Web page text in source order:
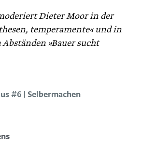
Dieter Moor in der
temperamente« und in
»Bauer sucht
#6 | Selbermachen